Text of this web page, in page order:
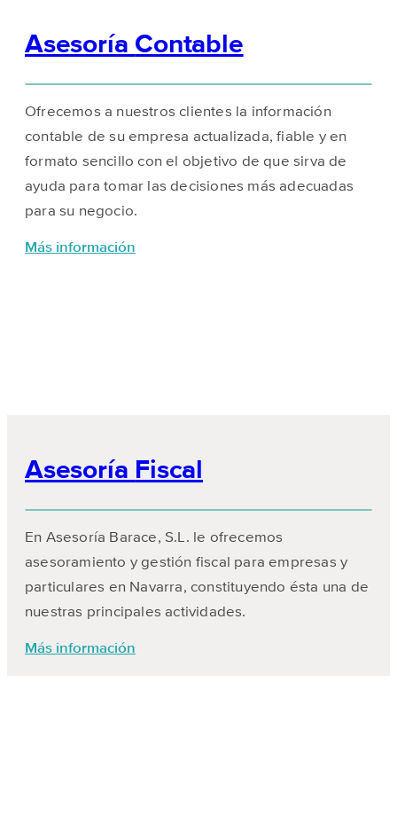
Asesoría Contable
Ofrecemos a nuestros clientes la información
contable de su empresa actualizada, fiable y en
formato sencillo con el objetivo de que sirva de
ayuda para tomar las decisiones más adecuadas
para su negocio.
Más información
Asesoría Fiscal
En Asesoría Barace, S.L. le ofrecemos
asesoramiento y gestión fiscal para empresas y
particulares en Navarra, constituyendo ésta una de
nuestras principales actividades.
Más información